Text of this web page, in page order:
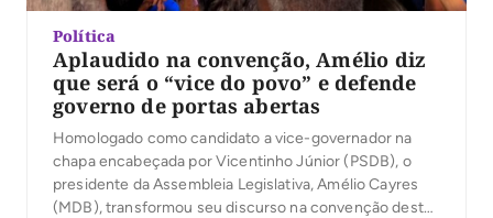
Política
Aplaudido na convenção, Amélio diz
que será o “vice do povo” e defende
governo de portas abertas
Homologado como candidato a vice-governador na
chapa encabeçada por Vicentinho Júnior (PSDB), o
presidente da Assembleia Legislativa, Amélio Cayres
(MDB), transformou seu discurso na convenção desta